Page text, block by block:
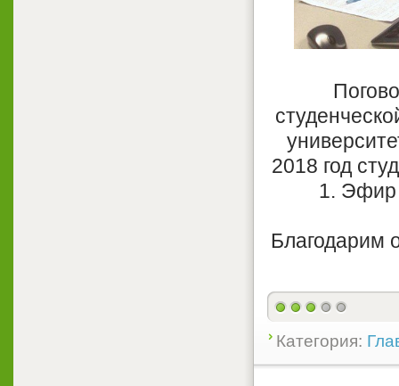
2018 год
1. Эфир
Благодарим
Категория: